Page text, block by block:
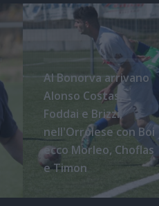
Al Bonorva arrivano
Alonso Costas,
Foddai e Brizzi,
nell'Orrolese con Boi
ecco Morleo, Choflas
e Timon